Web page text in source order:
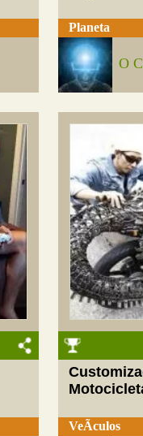
Planeta
O
VeÃ­culos